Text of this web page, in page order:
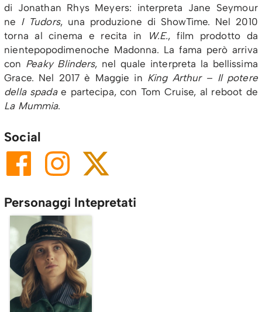
di Jonathan Rhys Meyers: interpreta Jane Seymour
ne I Tudors, una produzione di ShowTime. Nel 2010
torna al cinema e recita in
W.E., film prodotto da
nientepopodimenoche Madonna. La fama però arriva
con Peaky Blinders, nel quale interpreta la bellissima
Grace. Nel 2017 è Maggie in King Arthur – Il potere
della spadae partecipa, con Tom Cruise, al reboot de
La Mummia.
Social
Personaggi Intepretati